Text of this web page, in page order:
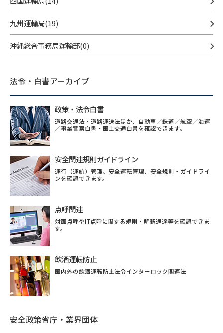
九州運輸局(19)
沖縄総合事務局運輸部(0)
法令・白書アーカイブ
政策・法令白書
道路交通法・道路運送法ほか、自動車／鉄道／航空／海運
／事業警察白書・国土交通白書を確認できます。
安全関連規則ガイドライン
運行（運航）管理、安全運転管理、安全規則・ガイドライ
ンを確認できます。
点呼関連
対面点呼やIT点呼に関する規則・解釈通達等を確認できま
す。
飲酒運転防止
国内外の飲酒運転防止法令インターロック関連法
安全政策省庁・業界団体